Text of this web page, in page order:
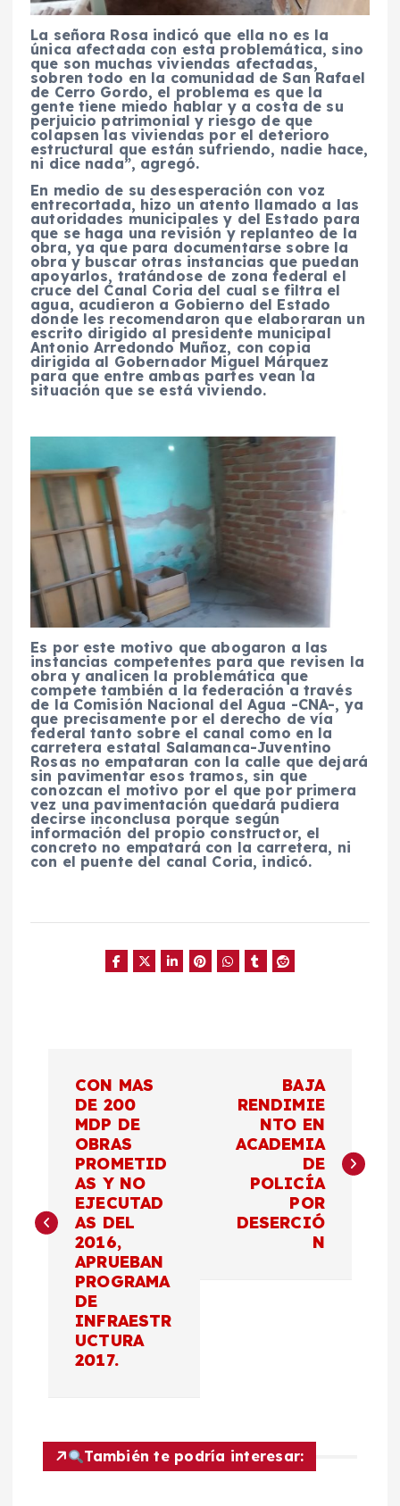
La señora Rosa indicó que ella no es la
única afectada con esta problemática, sino
que son muchas viviendas afectadas,
sobren todo en la comunidad de San Rafael
de Cerro Gordo, el problema es que la
gente tiene miedo hablar y a costa de su
perjuicio patrimonial y riesgo de que
colapsen las viviendas por el deterioro
estructural que están sufriendo, nadie hace,
ni dice nada”, agregó.
En medio de su desesperación con voz
entrecortada, hizo un atento llamado a las
autoridades municipales y del Estado para
que se haga una revisión y replanteo de la
obra, ya que para documentarse sobre la
obra y buscar otras instancias que puedan
apoyarlos, tratándose de zona federal el
cruce del Canal Coria del cual se filtra el
agua, acudieron a Gobierno del Estado
donde les recomendaron que elaboraran un
escrito dirigido al presidente municipal
Antonio Arredondo Muñoz, con copia
dirigida al Gobernador Miguel Márquez
para que entre ambas partes vean la
situación que se está viviendo.
Es por este motivo que abogaron a las
instancias competentes para que revisen la
obra y analicen la problemática que
compete también a la federación a través
de la Comisión Nacional del Agua -CNA-, ya
que precisamente por el derecho de vía
federal tanto sobre el canal como en la
carretera estatal Salamanca-Juventino
Rosas no empataran con la calle que dejará
sin pavimentar esos tramos, sin que
conozcan el motivo por el que por primera
vez una pavimentación quedará pudiera
decirse inconclusa porque según
información del propio constructor, el
concreto no empatará con la carretera, ni
con el puente del canal Coria, indicó.
e
g
n
CON MAS
DE 200
MDP DE
OBRAS
PROMETID
AS Y NO
EJECUTAD
AS DEL
2016,
APRUEBAN
PROGRAMA
DE
INFRAESTR
UCTURA
2017.
BAJA
RENDIMIE
NTO EN
ACADEMIA
DE
POLICÍA
POR
DESERCIÓ
N
También te podría interesar: